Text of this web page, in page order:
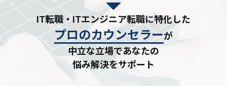
IT転職・ITエンジニア転職に特化した
プロのカウンセラーが
中立な立場であなたの
悩み解決をサポート